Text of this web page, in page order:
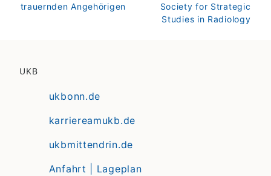
trauernden Angehörigen
Society for Strategic
Studies in Radiology
UKB
ukbonn.de
karriereamukb.de
ukbmittendrin.de
Anfahrt | Lageplan